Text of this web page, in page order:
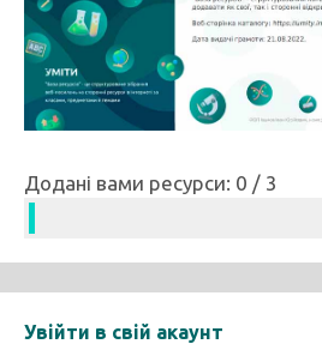
Додані вами ресурси: 0 / 3
Увійти в свій акаунт